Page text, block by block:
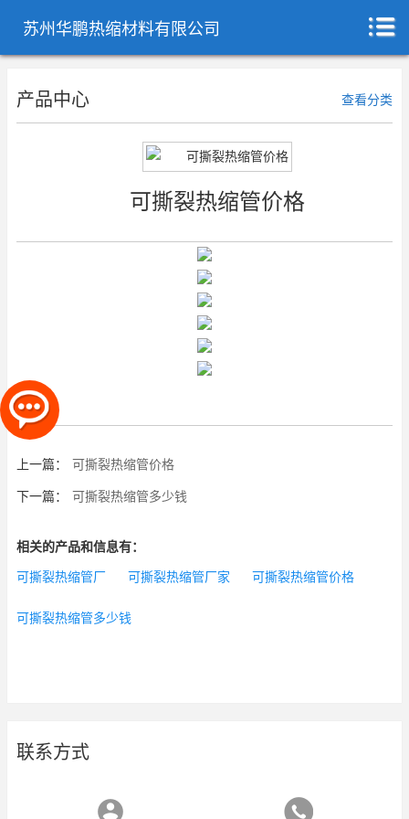
苏州华鹏热缩材料有限公司
产品中心 查看分类
可撕裂热缩管价格
上一篇： 可撕裂热缩管价格
下一篇： 可撕裂热缩管多少钱
相关的产品和信息有：
可撕裂热缩管厂 可撕裂热缩管厂家 可撕裂热缩管价格
可撕裂热缩管多少钱
联系方式